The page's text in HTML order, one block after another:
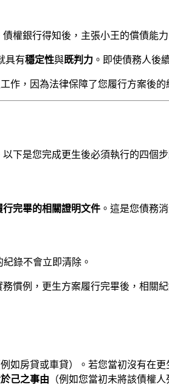
權銀行得知後，主張小王的償債能
具有穩定性與既判力 。即使債務人後
作，因為法律保障了您履行方案後的
下是您完成更生後必須執行的四個步
行完畢的相關證明文件 。這是您債務
錄不會立即清除。
慣例，更生方案履行完畢後，相關
例如房貸或車貸）。若您當初沒有在
己之事由 （例如您當初未將該債權